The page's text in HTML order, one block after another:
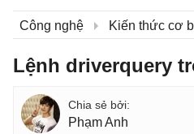
Công nghệ Kiến thức cơ
Lệnh driverquery
Phạm Anh